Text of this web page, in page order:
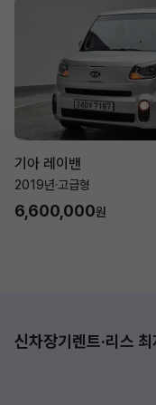
기아 레이밴
2019년·고급형
6,600,000원
신차장기렌트·리스